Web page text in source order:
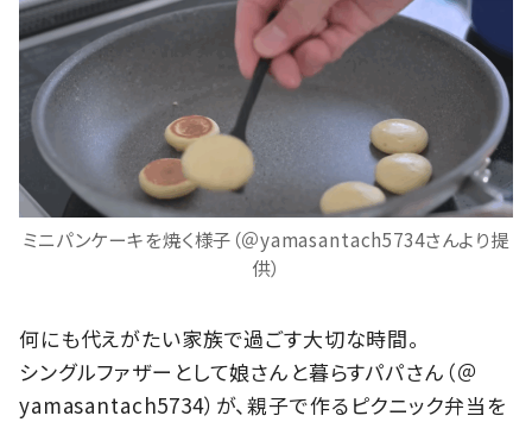
ミニパンケーキを焼く様子（＠yamasantach5734さんより提
供）
何にも代えがたい家族で過ごす大切な時間。
シングルファザーとして娘さんと暮らすパパさん（＠
yamasantach5734）が、親子で作るピクニック弁当を